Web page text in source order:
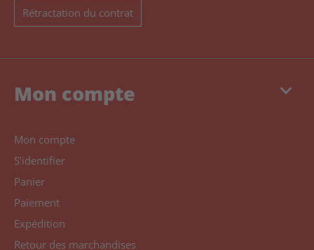
Rétractation du contrat
keyboard_arrow_down
Mon compte
Mon compte
S’identifier
Panier
Paiement
Expédition
Retour des marchandises